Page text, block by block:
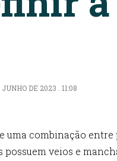
DE 2023 . 11:08
uma combinação
veios e